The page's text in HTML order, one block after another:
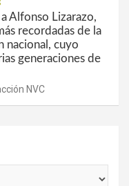
Alfonso Lizarazo,
recordadas de la
nacional, cuyo
generaciones de
NVC